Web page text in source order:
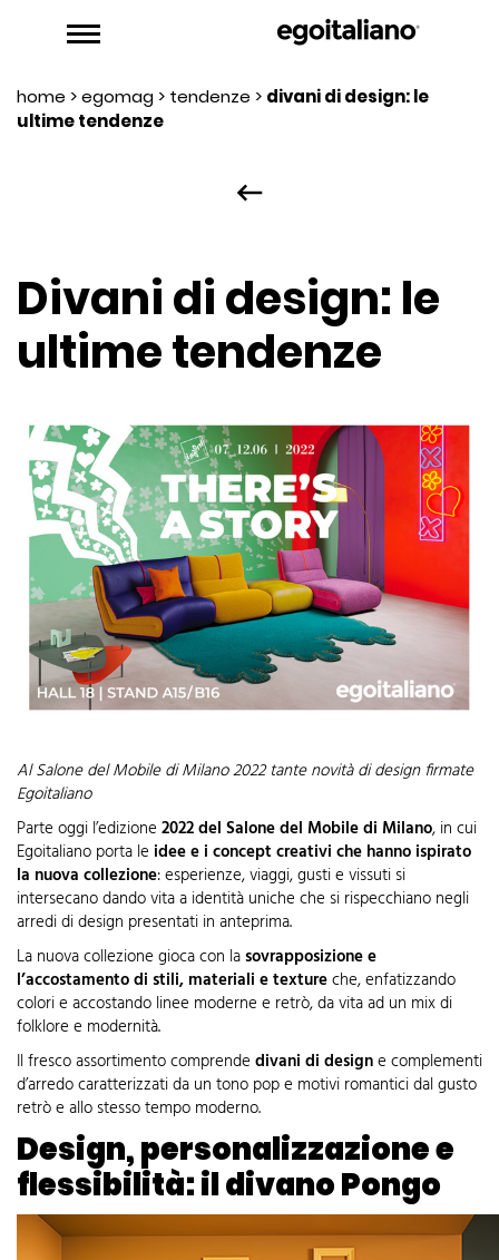
home >egomag> tendenze > divani di design: le
ultime tendenze
keyboard_backspace
Divani di design: le
ultime tendenze
Al Salone del Mobile di Milano 2022 tante novità di design firmate
Egoitaliano
Parte oggi l’edizione 2022 del Salone del Mobile di Milano, in cui
Egoitaliano porta le idee e i concept creativi che hanno ispirato
la nuova collezione: esperienze, viaggi, gusti e vissuti si
intersecano dando vita a identità uniche che si rispecchiano negli
arredi di design presentati in anteprima.
La nuova collezione gioca con lasovrapposizione e
l’accostamento di stili, materiali e textureche, enfatizzando
colori e accostando linee moderne e retrò, da vita ad un mix di
folklore e modernità.
Il fresco assortimento comprende divani di designe complementi
d’arredocaratterizzati da un tono pop e motivi romantici dal gusto
retrò e allo stesso tempo moderno.
Design, personalizzazione e
flessibilità: il divano Pongo